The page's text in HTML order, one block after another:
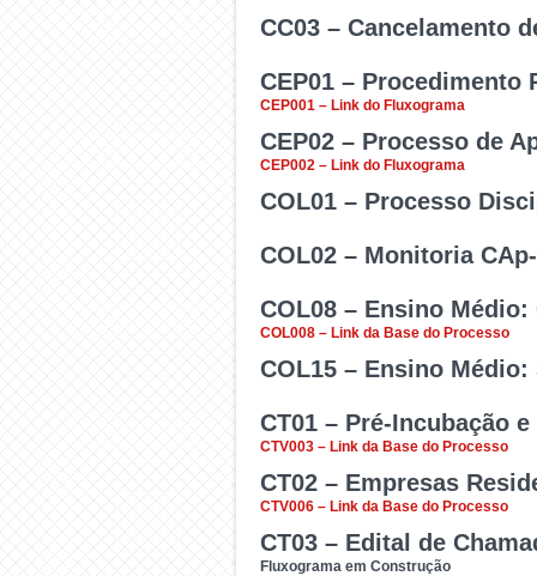
aos centros acadêmicos.
Processo das
aos centros acadêmicos.
CC03 – Cancelamento
Será utilizado pelas
necessário solicitar o
matricula.
CEP01 – Procedimento
CEP001 – Link do Fluxograma
Nos termos da
11/2016/CONSU/UFV, o
CEP02 – Processo de
CEP002 – Link do Fluxograma
Nos termos da
11/2016/CONSU/UFV, o
procedimento preliminar
COL01 – Processo
Processo para tratar de
COL02 – Monitoria
Processos de
estruturação da
COL08 – Ensino
COL008 – Link da Base do Processo
Processos
tramitação e aprovação
COL15 – Ensino
Cumprir o art. 54 do
Médica da UFV, dos
esportivas por um
CT01 – Pré-Incubação
CTV003 – Link da Base do Processo
Utilizado para Inscrição
CT02 – Empresas
CTV006 – Link da Base do Processo
Inscrição no Processo de
CT03 – Edital de
Fluxograma em Construção